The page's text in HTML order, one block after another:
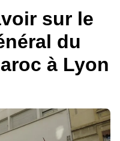
sur le
du
à Lyon